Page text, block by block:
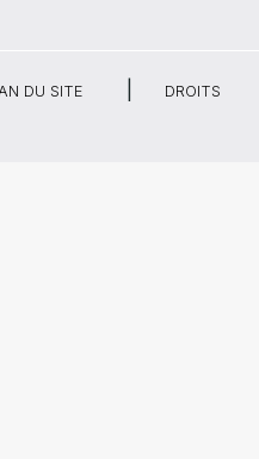
DU SITE DROITS